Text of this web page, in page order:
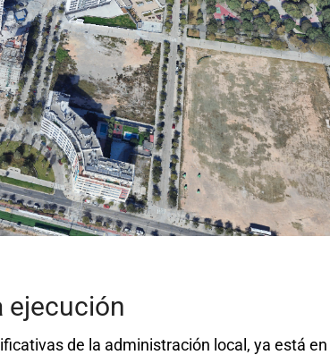
ejecución
de la administración local, ya está en